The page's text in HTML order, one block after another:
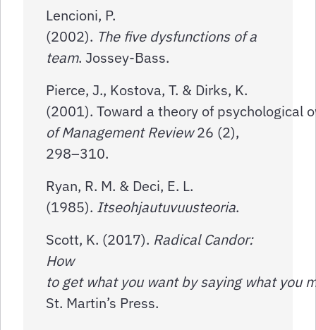
Lencioni, P.
(2002). The five dysfunctions of a
team. Jossey-Bass.
Pierce, J., Kostova, T. & Dirks, K.
(2001). Toward a theory of psychological
of Management Review26 (2),
298–310.
Ryan, R. M. & Deci, E. L.
(1985). Itseohjautuvuusteoria.
Scott, K. (2017). Radical Candor:
How
to get what you want by saying what you
St. Martin’s Press.